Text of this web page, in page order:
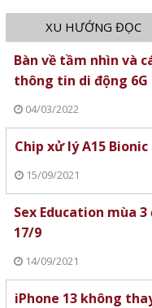
XU HƯỚNG ĐỌC
Bàn về tầm nhìn và
thông tin di động 6G
04/03/2022
Chip xử lý A15
15/09/2021
Sex Education mùa
17/9
14/09/2021
iPhone 13 không